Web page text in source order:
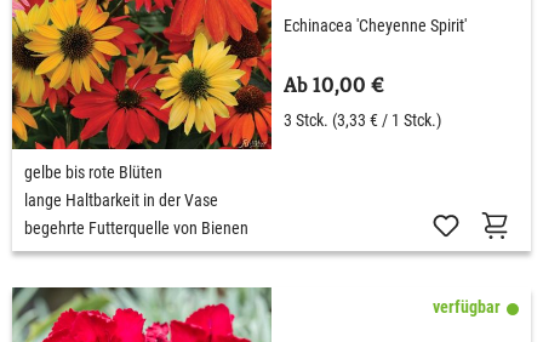
Echinacea 'Cheyenne Spirit'
Ab 10,00 €
3 Stck. (3,33 € / 1 Stck.)
gelbe bis rote Blüten
lange Haltbarkeit in der Vase
begehrte Futterquelle von Bienen
verfügbar